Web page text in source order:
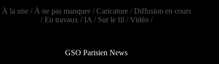
À la une/ À ne pas manquer/Caricature/ Diffusion en cours
/ En travaux / IA / Sur le fil /Vidéo/
GSO Parisien News